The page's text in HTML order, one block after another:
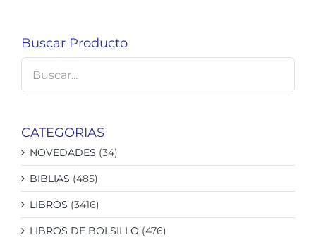
Buscar Producto
CATEGORIAS
NOVEDADES (34)
BIBLIAS (485)
LIBROS (3416)
LIBROS DE BOLSILLO (476)